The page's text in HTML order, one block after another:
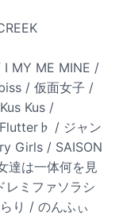
I MY ME MINE /
/ 仮面女子 /
Kus /
/ ジャン
Girls / SAISON
達は一体何を見
ミファソラシ
り / のんふぃ